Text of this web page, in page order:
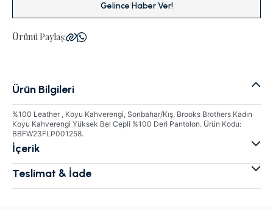
Gelince Haber Ver!
Ürünü Paylaş:
Ürün Bilgileri
%100 Leather , Koyu Kahverengi, Sonbahar/Kış, Brooks Brothers Kadın
Koyu Kahverengi Yüksek Bel Cepli %100 Deri Pantolon. Ürün Kodu:
BBFW23FLP001258.
İçerik
Teslimat & İade